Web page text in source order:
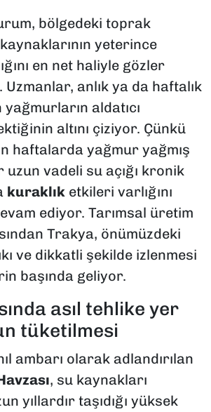
bölgedeki toprak
yeterince
en net haliyle gözler
anlık ya da haftalık
aldatıcı
altını çiziyor. Çünkü
haftalarda yağmur yağmış
uzun vadeli su açığı kronik
kuraklıketkileri varlığını
ediyor. Tarımsal üretim
Trakya, önümüzdeki
ve dikkatli şekilde izlenmesi
başında geliyor.
asıl tehlike yer
tüketilmesi
ambarı olarak adlandırılan
, su kaynakları
yıllardır taşıdığı yüksek